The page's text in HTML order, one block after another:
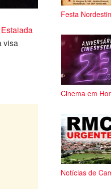
visa
Festa
Cinema em
Notícias de